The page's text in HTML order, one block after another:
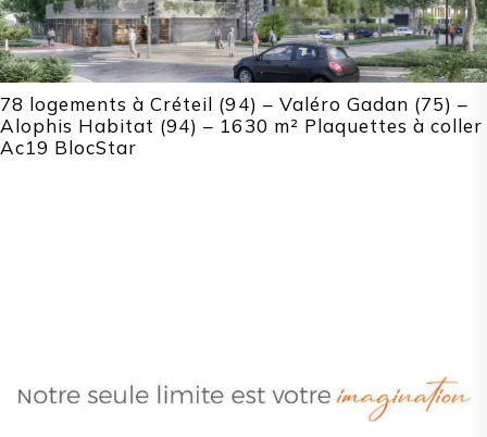
78 logements à Créteil (94) – Valéro Gadan (75) –
Alophis Habitat (94) – 1630 m² Plaquettes à coller
Ac19 BlocStar